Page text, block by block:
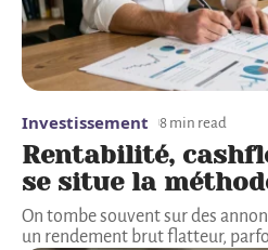
Investissement 8 min read
Rentabilité,
se situe la
On tombe souvent sur des
un rendement brut flatteur,